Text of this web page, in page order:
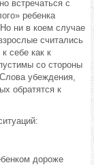
встречаться с
ребенка
ни в коем случае
считались
себе как к
со стороны
убеждения,
обратятся к
дороже